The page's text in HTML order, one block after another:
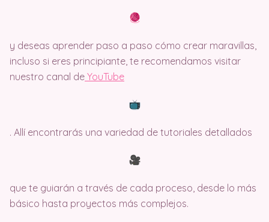
y deseas aprender paso a paso cómo crear maravillas,
incluso si eres principiante, te recomendamos visitar
nuestro canal de YouTube
. Allí encontrarás una variedad de tutoriales detallados
que te guiarán a través de cada proceso, desde lo más
básico hasta proyectos más complejos.